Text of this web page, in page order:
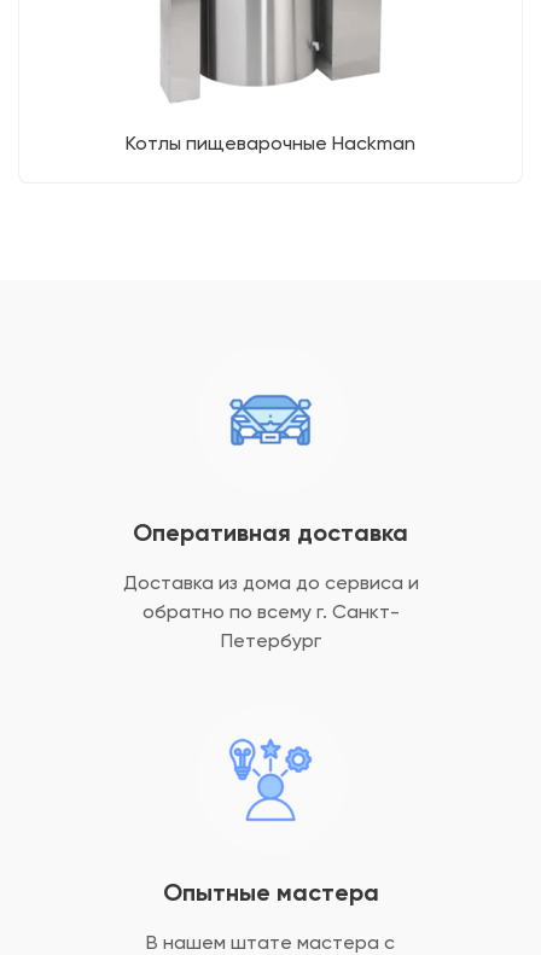
Котлы пищеварочные Hackman
Оперативная доставка
Доставка из дома до сервиса и
обратно по всему г. Санкт-
Петербург
Опытные мастера
В нашем штате мастера с